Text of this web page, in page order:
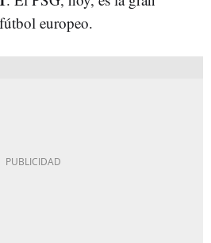
europeo.